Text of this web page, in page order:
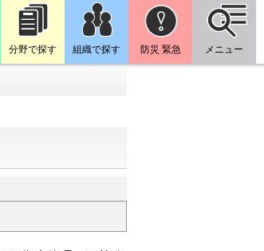
分野で探す 組織で探す 防災 緊急 メニュー